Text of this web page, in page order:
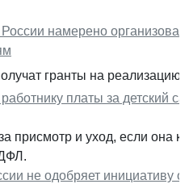
намерено
гранты на реализацию
платы за детский
присмотр и уход, если она
не одобряет инициативу